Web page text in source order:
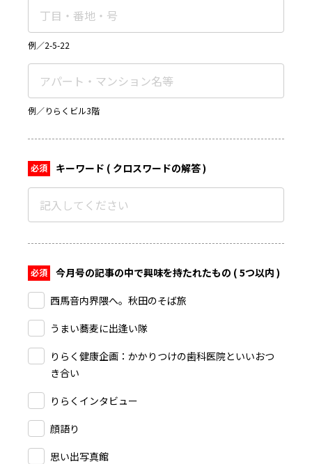
例／2-5-22
例／りらくビル3階
キーワード ( クロスワードの解答 )
今月号の記事の中で興味を持たれたもの ( 5つ以内 )
西馬音内界隈へ。秋田のそば旅
うまい蕎麦に出逢い隊
りらく健康企画：かかりつけの歯科医院といいおつ
き合い
りらくインタビュー
顔語り
思い出写真館